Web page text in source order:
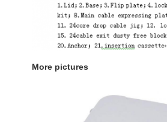
More pictures